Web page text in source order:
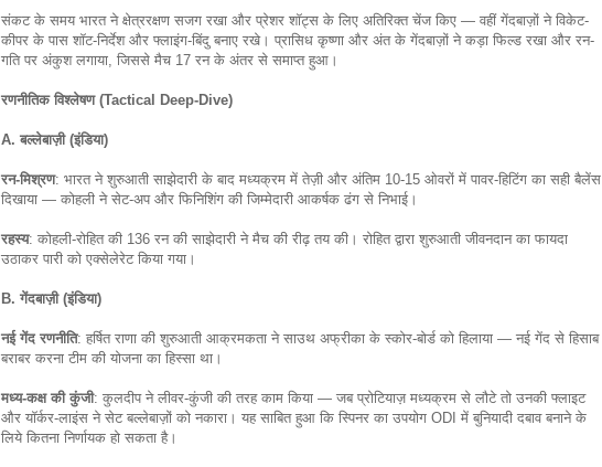
संकट के समय भारत ने क्षेत्ररक्षण सजग रखा और प्रेशर शॉट्स के लिए अतिरिक्त चेंज किए — वहीं गेंदबाज़ों ने विकेट-
कीपर के पास शॉट-निर्देश और फ्लाइंग-बिंदु बनाए रखे। प्रासिध कृष्णा और अंत के गेंदबाज़ों ने कड़ा फिल्ड रखा और रन-
गति पर अंकुश लगाया, जिससे मैच 17 रन के अंतर से समाप्त हुआ।
रणनीतिक विश्लेषण (Tactical Deep-Dive)
A. बल्लेबाज़ी (इंडिया)
रन-मिश्रण: भारत ने शुरुआती साझेदारी के बाद मध्यक्रम में तेज़ी और अंतिम 10-15 ओवरों में पावर-हिटिंग का सही बैलेंस
दिखाया — कोहली ने सेट-अप और फिनिशिंग की जिम्मेदारी आकर्षक ढंग से निभाई।
रहस्य: कोहली-रोहित की 136 रन की साझेदारी ने मैच की रीढ़ तय की। रोहित द्वारा शुरुआती जीवनदान का फायदा
उठाकर पारी को एक्सेलेरेट किया गया।
B. गेंदबाज़ी (इंडिया)
नई गेंद रणनीति: हर्षित राणा की शुरुआती आक्रमकता ने साउथ अफ्रीका के स्कोर-बोर्ड को हिलाया — नई गेंद से हिसाब
बराबर करना टीम की योजना का हिस्सा था।
मध्य-कक्ष की कुंजी: कुलदीप ने लीवर-कुंजी की तरह काम किया — जब प्रोटियाज़ मध्यक्रम से लौटे तो उनकी फ्लाइट
और यॉर्कर-लाइंस ने सेट बल्लेबाज़ों को नकारा। यह साबित हुआ कि स्पिनर का उपयोग ODI में बुनियादी दबाव बनाने के
लिये कितना निर्णायक हो सकता है।